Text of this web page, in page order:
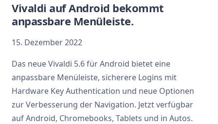
Vivaldi auf Android bekommt
anpassbare Menüleiste.
15. Dezember 2022
Das neue Vivaldi 5.6 für Android bietet eine
anpassbare Menüleiste, sicherere Logins mit
Hardware Key Authentication und neue Optionen
zur Verbesserung der Navigation. Jetzt verfügbar
auf Android, Chromebooks, Tablets und in Autos.